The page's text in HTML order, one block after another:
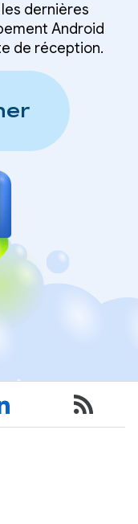
dernières
Android
de réception.